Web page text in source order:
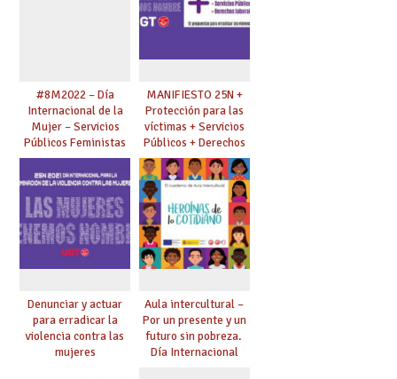
#8M2022 – Día
Internacional de la
Mujer – Servicios
Públicos Feministas
para Avanzar
MANIFIESTO 25N +
Protección para las
víctimas + Servicios
Públicos + Derechos
laborales
Denunciar y actuar
para erradicar la
violencia contra las
mujeres
Aula intercultural –
Por un presente y un
futuro sin pobreza.
Día Internacional